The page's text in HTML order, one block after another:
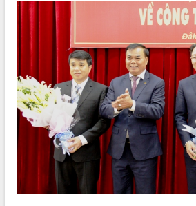
mặt Đoàn chuyên gia y tế TP. Hồ Chí
Minh
Lễ truy điệu và an táng hài cốt liệt sĩ
tại Nghĩa trang Liệt sĩ xã Sơn Hòa
Bàn giải pháp tháo gỡ khó khăn trong
xuất khẩu sầu riêng và triển khai quy
định EUDR
Thứ trưởng Bộ Nông nghiệp và Môi
trường Nguyễn Hoàng Hiệp khảo sát
vùng trồng và doanh nghiệp đóng gói
sầu riêng tại Đắk Lắk
Trình diễn nghệ thuật chế biến các
món ăn từ sầu riêng
LIÊN KẾT WEB
THỐNG KÊ TRUY CẬP
Hôm nay:
22680
65998822